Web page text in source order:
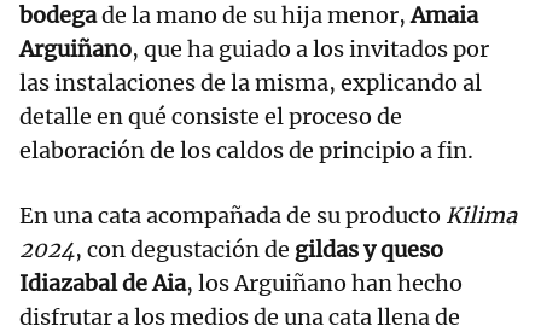
bodegade la mano de su hija menor,Amaia
Arguiñano, que ha guiado a los invitados por
las instalaciones de la misma, explicando al
detalle en qué consiste el proceso de
elaboración de los caldos de principio a fin.
En una cata acompañada de su producto Kilima
2024, con degustación de gildas y queso
Idiazabal de Aia, los Arguiñano han hecho
disfrutar a los medios de una cata llena de